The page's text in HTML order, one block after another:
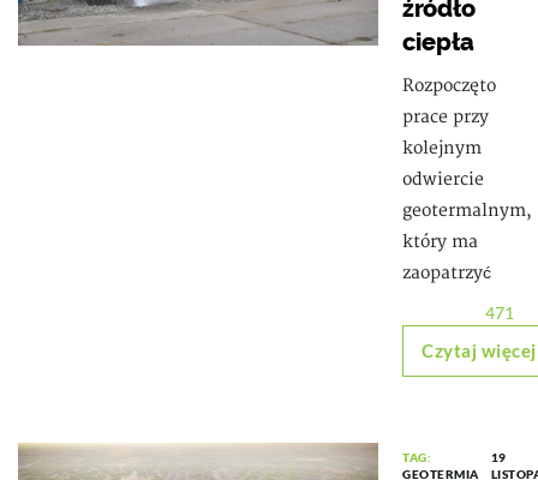
źródło
ciepła
Rozpoczęto
prace przy
kolejnym
odwiercie
geotermalnym,
który ma
zaopatrzyć
471
Czytaj więcej
TAG:
GEOTERMIA
19